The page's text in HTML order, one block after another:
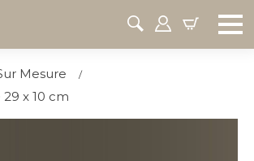
Mesure
x 10 cm